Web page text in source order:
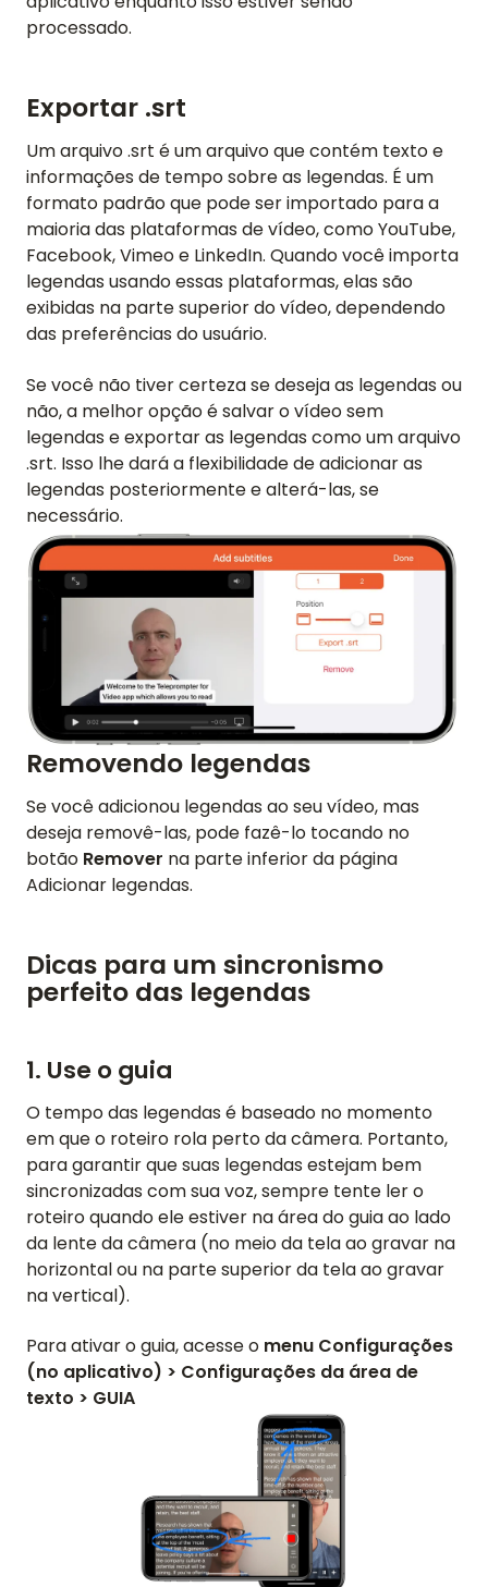
processado.
Exportar .srt
Um arquivo .srt é um arquivo que contém texto e
informações de tempo sobre as legendas. É um
formato padrão que pode ser importado para a
maioria das plataformas de vídeo, como YouTube,
Facebook, Vimeo e LinkedIn. Quando você importa
legendas usando essas plataformas, elas são
exibidas na parte superior do vídeo, dependendo
das preferências do usuário.
Se você não tiver certeza se deseja as legendas ou
não, a melhor opção é salvar o vídeo sem
legendas e exportar as legendas como um arquivo
.srt. Isso lhe dará a flexibilidade de adicionar as
legendas posteriormente e alterá-las, se
necessário.
Removendo legendas
Se você adicionou legendas ao seu vídeo, mas
deseja removê-las, pode fazê-lo tocando no
botão Remover na parte inferior da página
Adicionar legendas.
Dicas para um sincronismo
perfeito das legendas
1. Use o guia
O tempo das legendas é baseado no momento
em que o roteiro rola perto da câmera. Portanto,
para garantir que suas legendas estejam bem
sincronizadas com sua voz, sempre tente ler o
roteiro quando ele estiver na área do guia ao lado
da lente da câmera (no meio da tela ao gravar na
horizontal ou na parte superior da tela ao gravar
na vertical).
Para ativar o guia, acesse o menu Configurações
(no aplicativo) > Configurações da área de
texto > GUIA